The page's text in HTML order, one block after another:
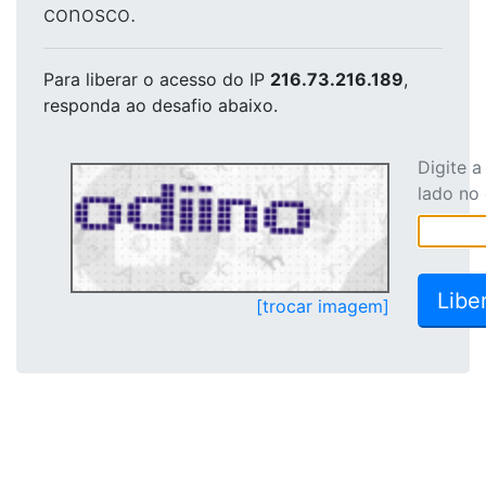
conosco.
Para liberar o acesso do IP 216.73.216.189,
responda ao desafio abaixo.
[trocar imagem]
Digite
lado no